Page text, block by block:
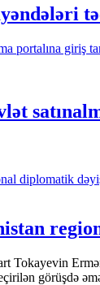
Tokayevin
görüşdə